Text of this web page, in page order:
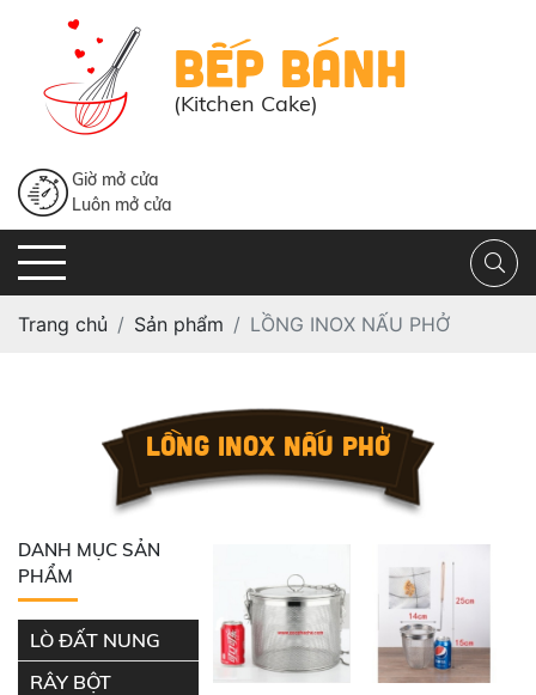
BẾP BÁNH
(Kitchen Cake)
Giờ mở cửa
Luôn mở cửa
Trang chủ Sản phẩm LỒNG INOX NẤU PHỞ
LỒNG INOX NẤU PHỞ
DANH MỤC SẢN
PHẨM
LÒ ĐẤT NUNG
RÂY BỘT